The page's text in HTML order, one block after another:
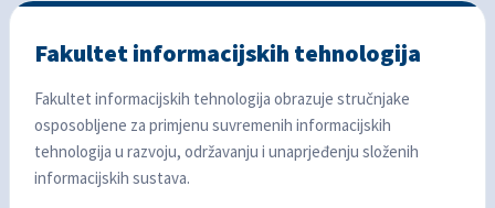
Fakultet informacijskih tehnologija
Fakultet informacijskih tehnologija obrazuje stručnjake
osposobljene za primjenu suvremenih informacijskih
tehnologija u razvoju, održavanju i unaprjeđenju složenih
informacijskih sustava.